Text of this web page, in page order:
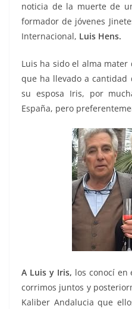
noticia de la muerte de
formador de jóvenes
Internacional, Luis Hens.
Luis ha sido el alma mater
que ha llevado a cantidad
su esposa Iris, por
España, pero
A Luis y Iris, los conocí
corrimos juntos y
Kaliber Andalucia que